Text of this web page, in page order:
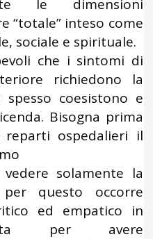
le dimensioni
“totale” inteso come
sociale e spirituale.
che i sintomi di
richiedono la
coesistono e
Bisogna prima
ospedalieri il
solamente la
questo occorre
ed empatico in
per avere